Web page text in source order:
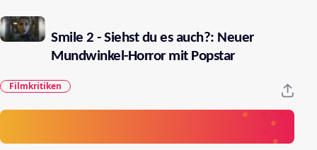
Smile 2 - Siehst du es auch?: Neuer
Mundwinkel-Horror mit Popstar
Filmkritiken